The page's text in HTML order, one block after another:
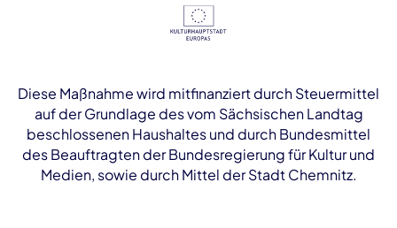
Diese Maßnahme wird mitfinanziert durch Steuermittel
auf der Grundlage des vom Sächsischen Landtag
beschlossenen Haushaltes und durch Bundesmittel
des Beauftragten der Bundesregierung für Kultur und
Medien, sowie durch Mittel der Stadt Chemnitz.